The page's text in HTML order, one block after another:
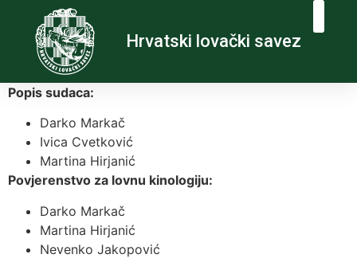
Hrvatski lovački savez
Popis sudaca:
Darko Markač
Ivica Cvetković
Martina Hirjanić
Povjerenstvo za lovnu kinologiju:
Darko Markač
Martina Hirjanić
Nevenko Jakopović